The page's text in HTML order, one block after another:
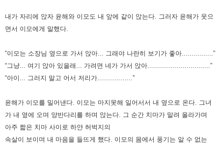
내가 자리에 앉자 윤해와 이모도 내 앞에 같이 앉는다. 그러자 윤해가 웃으
면서 이모에게 말했다.
“이모는 소장님 옆으로 가서 앉아... 그래야 나란히 보기가 좋아................”
“그냥... 여기 앉아 있을래... 가려면 네가 가서 앉아................................”
“아이... 그러지 말고 어서 저리가..................”
윤해가 이모를 밀어낸다. 이모는 마지못해 일어서서 내 옆으로 온다. 그녀
가 내 옆에 오며 양반다리를 하며 앉는다.
그 순간 치마가 말려 올라가며
아주 짧은 치마 사이로 하얀 허벅지의
속살이 보이며 내 마음을 들뜨게 했다. 이모의 몸에서 풍기는 알 수 없는